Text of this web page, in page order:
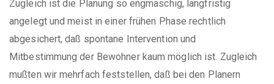
Zugleich ist die Planung so engmaschig, langfristig
angelegt und meist in einer frühen Phase rechtlich
abgesichert, daß spontane Intervention und
Mitbestimmung der Bewohner kaum möglich ist. Zugleich
mußten wir mehrfach feststellen, daß bei den Planern